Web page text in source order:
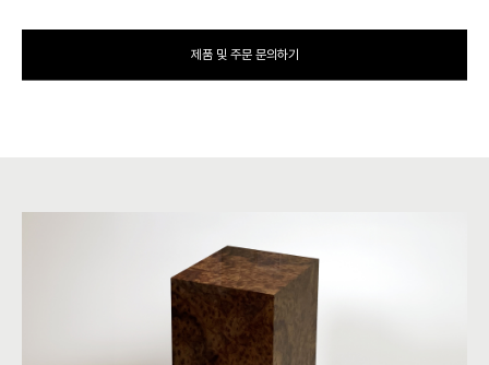
제품 및 주문 문의하기